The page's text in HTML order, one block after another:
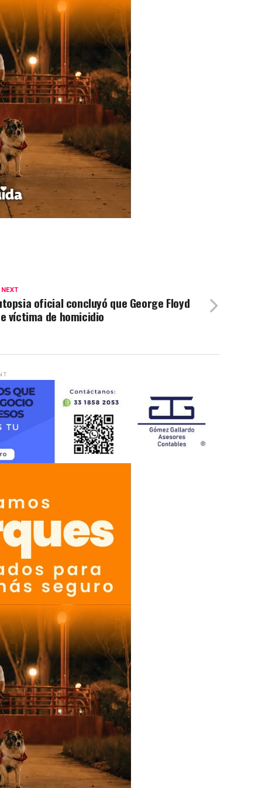
oficial concluyó que George Floyd
víctima de homicidio